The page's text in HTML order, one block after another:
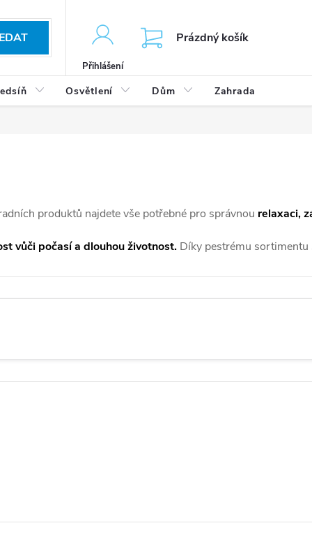
Přihlášení
Prázdný košík
Osvětlení Dům Zahrada
produktů najdete vše potřebné pro správnou relaxaci,
vůči počasí a dlouhou životnost. Díky pestrému